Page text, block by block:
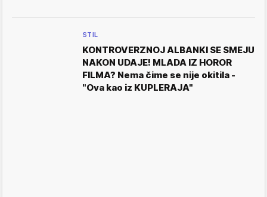
STIL
KONTROVERZNOJ ALBANKI SE SMEJU
NAKON UDAJE! MLADA IZ HOROR
FILMA? Nema čime se nije okitila -
"Ova kao iz KUPLERAJA"